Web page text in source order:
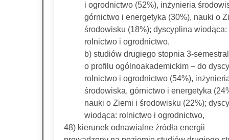
i ogrodnictwo (52%), inżynieria
górnictwo i energetyka (30%), nauki o
środowisku (18%); dyscyplina wiodąca:
rolnictwo i ogrodnictwo,
b) studiów drugiego stopnia 3-
o profilu ogólnoakademickim – do
rolnictwo i ogrodnictwo (54%),
środowiska, górnictwo i energetyka
nauki o Ziemi i środowisku (22%);
wiodąca: rolnictwo i ogrodnictwo,
48) kierunek odnawialne źródła energii